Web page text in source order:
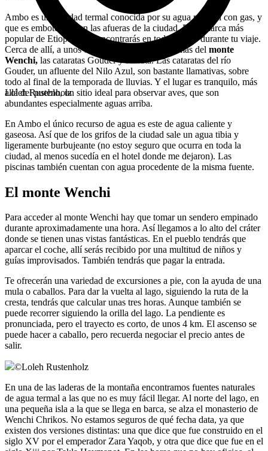
Loleh Rustenholz
Ambo es una ciudad termal conocida por su agua mineral con gas, y
que es embotellada en las afueras de la ciudad. Es la marca más
popular de Etiopía, te la encontrarás en todas partes durante tu viaje.
Cerca de allí, a unos 12 km al oeste están, además del monte
Wenchi, las cataratas Gouder y Huluta. Las cataratas del río
Gouder, un afluente del Nilo Azul, son bastante llamativas, sobre
todo al final de la temporada de lluvias. Y el lugar es tranquilo, más
allá del pueblo, un sitio ideal para observar aves, que son
abundantes especialmente aguas arriba.
En Ambo el único recurso de agua es este de agua caliente y
gaseosa. Así que de los grifos de la ciudad sale un agua tibia y
ligeramente burbujeante (no estoy seguro que ocurra en toda la
ciudad, al menos sucedía en el hotel donde me dejaron). Las
piscinas también cuentan con agua procedente de la misma fuente.
El monte Wenchi
Para acceder al monte Wenchi hay que tomar un sendero empinado
durante aproximadamente una hora. Así llegamos a lo alto del cráter
donde se tienen unas vistas fantásticas. En el pueblo tendrás que
aparcar el coche, allí serás recibido por una multitud de niños y
guías improvisados. También tendrás que pagar la entrada.
Te ofrecerán una variedad de excursiones a pie, con la ayuda de una
mula o caballos. Para dar la vuelta al lago, siguiendo la ruta de la
cresta, tendrás que calcular unas tres horas. Aunque también se
puede recorrer siguiendo la orilla del lago. La pendiente es
pronunciada, pero el trayecto es corto, de unos 4 km. El ascenso se
puede hacer a caballo, pero recuerda negociar el precio antes de
salir.
©Loleh Rustenholz
En una de las laderas de la montaña encontramos fuentes naturales
de agua termal a las que no es muy fácil llegar. Al norte del lago, en
una pequeña isla a la que se llega en barca, se alza el monasterio de
Wenchi Chrikos. No estamos seguros de qué fecha data, ya que
existen dos versiones distintas: una que dice que fue construido en el
siglo XV por el emperador Zara Yaqob, y otra que dice que fue en el